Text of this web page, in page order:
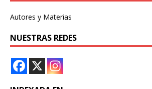
Autores y Materias
NUESTRAS REDES